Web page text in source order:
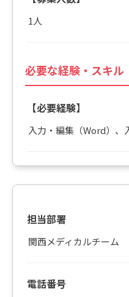
1人
必要な経験・スキル
【必要経験】
入力・編集（Word）、
担当部署
関西メディカルチーム
電話番号